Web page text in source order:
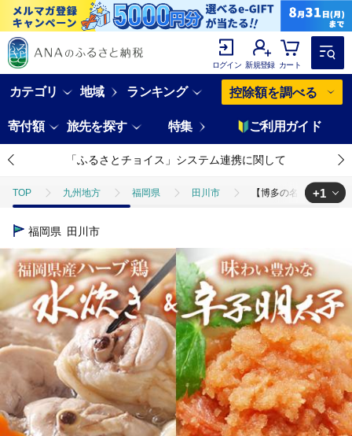
ログイン 新規登録 カート
カテゴリ 地域 ランキング 控除額を調べる
寄付額 旅先を探す 特集 ご利用ガイド
「ふるさとチョイス」システム連携に関して
TOP 九州地方 福岡県 田川市 【博多の名物セット
TOP
+1
福岡県 田川市